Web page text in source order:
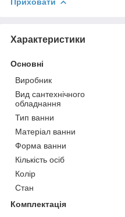
Характеристики
Основні
Виробник
Вид сантехнічного
обладнання
Тип ванни
Матеріал ванни
Форма ванни
Кількість осіб
Колір
Стан
Комплектація